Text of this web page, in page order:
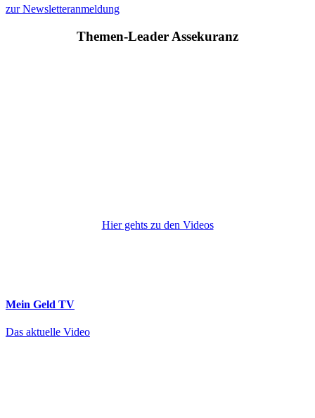
zur Newsletteranmeldung
Themen-Leader Assekuranz
Hier gehts zu den Videos
Mein Geld TV
Das aktuelle Video